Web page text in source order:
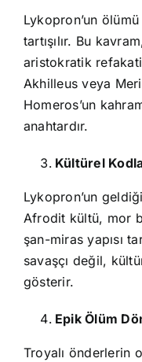
Lykopron’un
tartışılır. Bu
aristokratik
Akhilleus veya
Homeros’un
anahtardır.
Kültürel
Lykopron’un
Afrodit kültü, mor
şan-miras yapısı
savaşçı değil,
gösterir.
Epik Ölüm
Troyalı önderlerin